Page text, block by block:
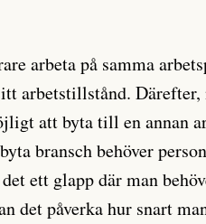
arbeta på samma
arbetstillstånd. Därefter,
att byta till en annan
bransch behöver
ett glapp där man
det påverka hur snart